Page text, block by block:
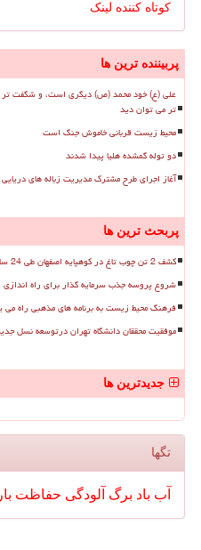
کوتاه کننده لینک
پربیننده ترین ها
علی (ع) خود محمد (ص) دیگری است، و شگفت تر
تر می توان دید
محیط زیست قربانی خاموش جنگ است
دو توله گمشده هلیا پیدا شدند
آغاز اجرای طرح مشترک مدیریت زباله های
پربحث ترین ها
کشف 2 تن چوب تاغ در کوهپایه اصفهان طی 24 ساعت اخیر 8 نفر دستگیر شدند
شروع پروسه جذب سرمایه گذار برای راه اندازی زباله سوز
فرهنگ محیط زیست به برنامه های مذهبی راه می
موفقیت محققان دانشگاه تهران درتوسعه نسل
جدیدترین ها
تگها
آب باد برگ آلودگی حفاظت